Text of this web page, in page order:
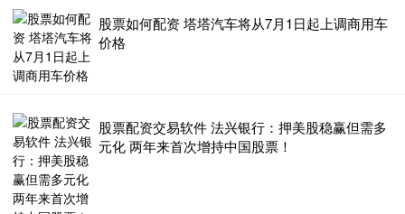
股票如何配资 塔塔汽车将从7月1日起上调商用车
价格
股票配资交易软件 法兴银行：押美股稳赢但需多
元化 两年来首次增持中国股票！